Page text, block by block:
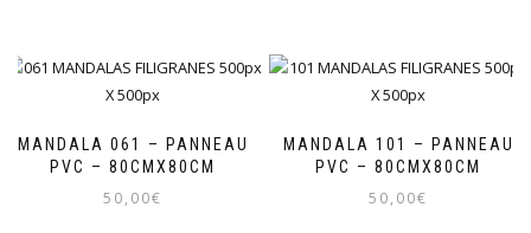
MANDALA 061 – PANNEAU
PVC – 80CMX80CM
50,00€
MANDALA 101 – PANNEAU
PVC – 80CMX80CM
50,00€